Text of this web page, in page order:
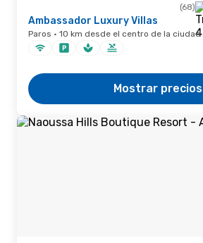
(68)
Ambassador Luxury Villas
Paros · 10 km desde el centro de la ciudad
Mostrar precios